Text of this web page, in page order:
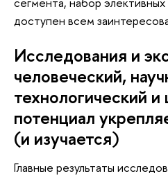
доступен всем
Исследования и
человеческий,
технологический
потенциал
(и изучается)
Главные результаты